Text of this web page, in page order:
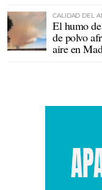
CALIDAD DEL
El humo
de polvo
aire en